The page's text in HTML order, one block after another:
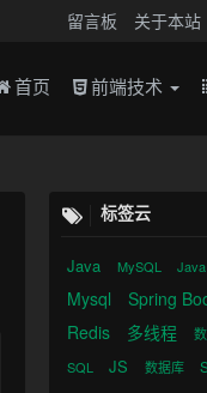
留言板 关于本站
首页 前端技术
标签云
Java MySQL Java
Mysql Spring
Redis
多线程
SQL JS 数据库
一、索引基